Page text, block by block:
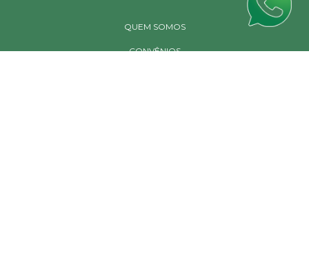
QUEM SOMOS
CONVÊNIOS